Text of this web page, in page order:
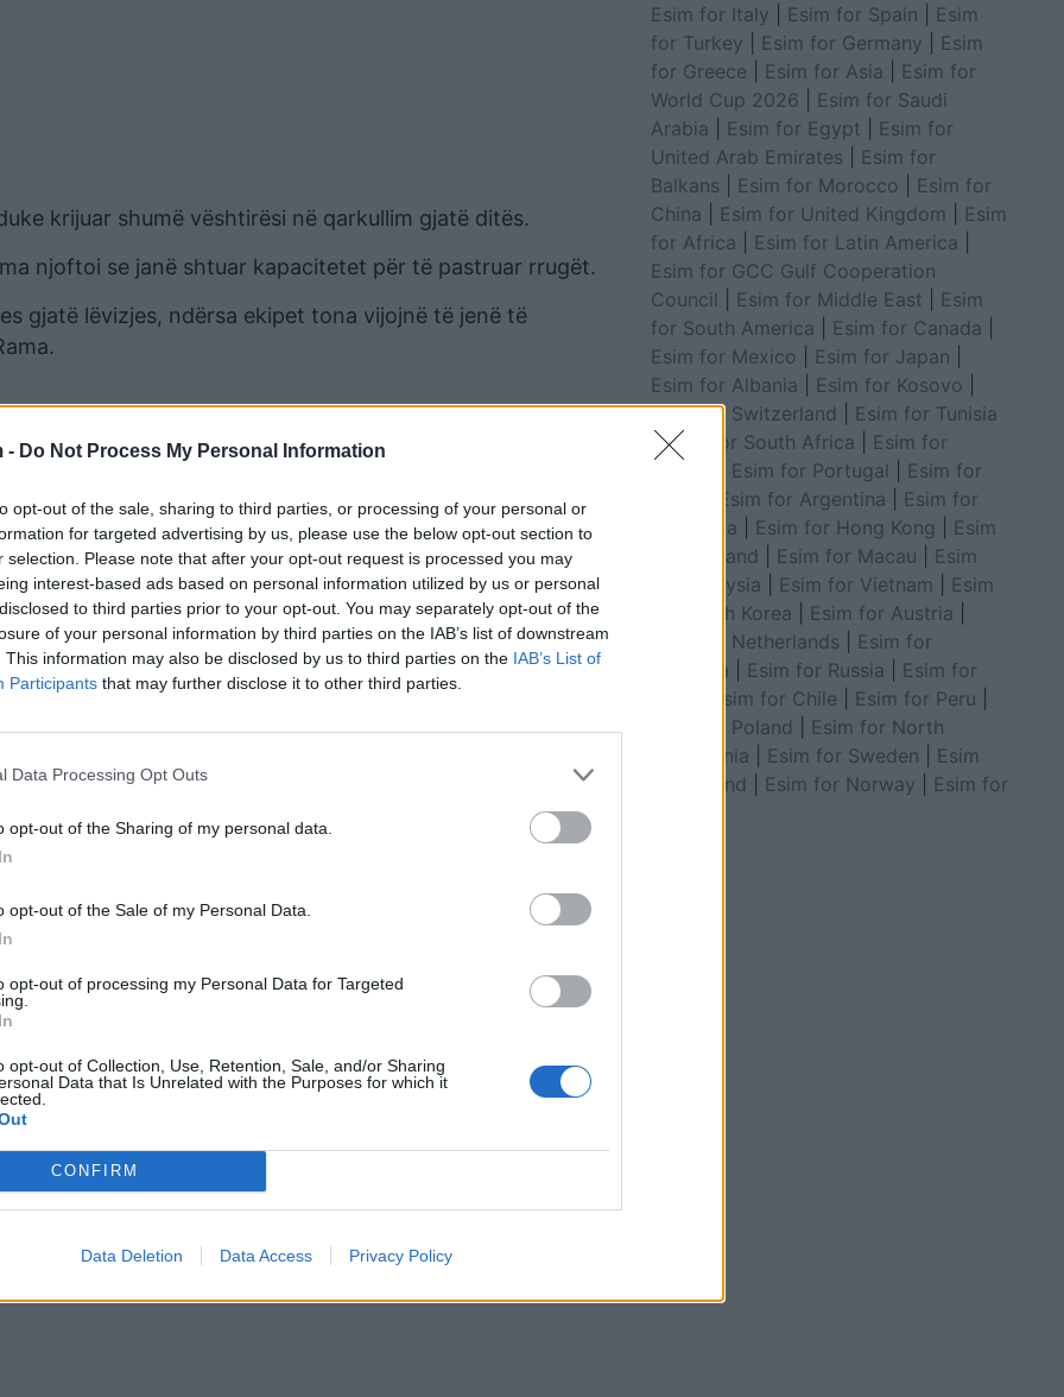
- Do Not Process My Personal Information
opt-out of the sale, sharing to third parties, or processing of your personal or
for targeted advertising by us, please use the below opt-out section to
selection. Please note that after your opt-out request is processed you may
interest-based ads based on personal information utilized by us or personal
to third parties prior to your opt-out. You may separately opt-out of the
of your personal information by third parties on the IAB’s list of downstream
This information may also be disclosed by us to third parties on the IAB’s List of
Participants that may further disclose it to other third parties.
Data Processing Opt Outs
opt-out of the Sharing of my personal data.
opt-out of the Sale of my Personal Data.
opt-out of processing my Personal Data for Targeted
opt-out of Collection, Use, Retention, Sale, and/or Sharing
Data that Is Unrelated with the Purposes for which it
CONFIRM
Data Deletion Data Access Privacy Policy
krijuar shumë vështirësi në qarkullim gjatë ditës.
njoftoi se janë shtuar kapacitetet për të pastruar rrugët.
gjatë lëvizjes, ndërsa ekipet tona vijojnë të jenë të
të shtunën ishin të mbuluara nga bora,
njoftoi se të gjitha rrugët janë të kalueshme.
e vazhdueshme. Ju bëjmë thirrje të gjithë
kujdes duke respektuar rregullat dhe duke ju përshtatur
edhe ditëve në vazhdim.
reshjet e dëborës edhe
u bëjnë thirrje
Kaos në rrugët e Kosovës, bllokohen
Kosovës janë pothuajse të bllokuara,
raporton Indeksonline. Për shkak të
shumë aksidente. Kështu si pasojë, janë
materiale edhe nuk dihet nëse ka të
Esim for Italy
Esim for Spain
Esim
for Turkey
Esim for Germany
Esim
for Greece
Esim for Asia
Esim for
World Cup 2026
Esim for Saudi
Arabia
Esim for Egypt
Esim for
United Arab Emirates
Esim for
Balkans
Esim for Morocco
Esim for
China
Esim for United Kingdom
Esim
for Africa
Esim for Latin America
Esim for GCC Gulf Cooperation
Council
Esim for Middle East
Esim
for South America
Esim for Canada
Esim for Mexico
Esim for Japan
Esim for Albania
Esim for Kosovo
Esim for Switzerland
Esim for Tunisia
|Esim for South Africa
Esim for
Esim for Portugal
Esim for
Esim for Argentina
Esim for
Colombia
Esim for Hong Kong
Esim
for Thailand
Esim for Macau
Esim
for Malaysia
Esim for Vietnam
Esim
for South Korea
Esim for Austria
Esim for Netherlands
Esim for
Australia
Esim for Russia
Esim for
Esim for Chile Esim for Peru
Esim for Poland
Esim for North
Macedonia
Esim for Sweden
Esim
for Finland
Esim for Norway
Esim for